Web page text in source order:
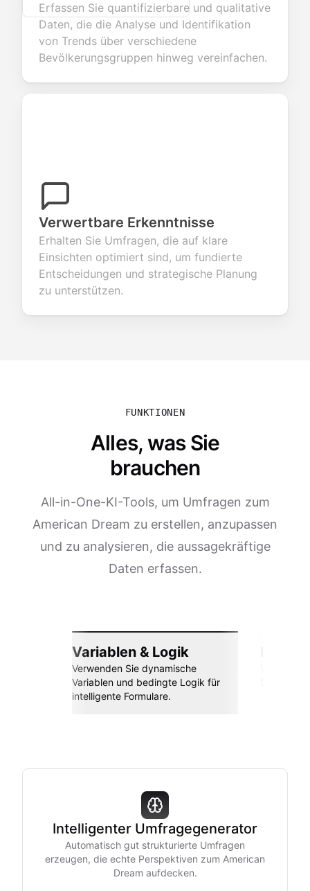
Erfassen Sie quantifizierbare und qualitative
Daten, die die Analyse und Identifikation
von Trends über verschiedene
Bevölkerungsgruppen hinweg vereinfachen.
Verwertbare Erkenntnisse
Erhalten Sie Umfragen, die auf klare
Einsichten optimiert sind, um fundierte
Entscheidungen und strategische Planung
zu unterstützen.
FUNKTIONEN
Alles, was Sie
brauchen
All-in-One-KI-Tools, um Umfragen zum
American Dream zu erstellen, anzupassen
und zu analysieren, die aussagekräftige
Daten erfassen.
Variablen & Logik
Verwenden Sie dynamische
Variablen und bedingte Logik für
intelligente Formulare.
Intelligenter Umfragegenerator
Automatisch gut strukturierte Umfragen
erzeugen, die echte Perspektiven zum American
Dream aufdecken.